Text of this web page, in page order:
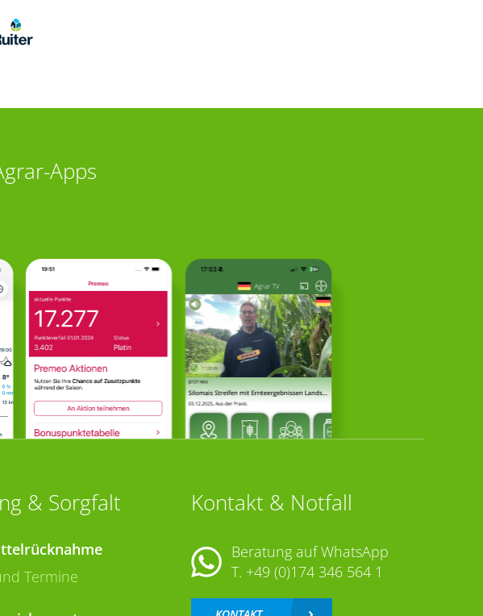
Apps
& Sorgfalt
Termine
Kontakt & Notfall
Beratung auf WhatsApp
T. +49 (0)174 346 564 1